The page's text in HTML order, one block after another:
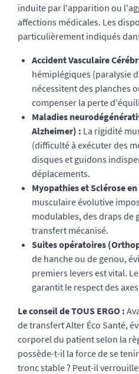
induite par l'apparition ou
affections médicales. Les
particulièrement indiqués
Accident Vasculaire
hémiplégiques (paralysie
nécessitent des planches
compenser la perte
Maladies
Alzheimer) : La rigidité
(difficulté à exécuter des
disques et guidons
déplacements.
Myopathies et Sclérose
musculaire évolutive
modulables, des draps de
transfert mécanisé.
Suites opératoires
de hanche ou de genou,
premiers levers est vital.
garantit le respect des
Le conseil de TOUS ERGO :
de transfert Alter Éco Santé,
corporel du patient selon la
possède-t-il la force de se
tronc stable ? Peut-il